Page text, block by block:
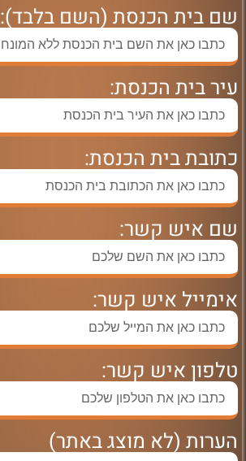
שם בית הכנסת (השם בלבד):
עיר בית הכנסת:
כתובת בית הכנסת:
שם איש קשר:
אימייל איש קשר:
טלפון איש קשר:
הערות (לא מוצג באתר)